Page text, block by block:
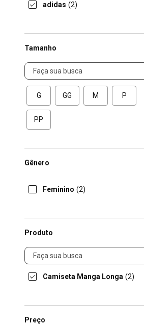
adidas (2)
Tamanho
Tamanho
G GG M P
PP
Gênero
Feminino (2)
Produto
Produto
Camiseta Manga Longa (2)
Preço